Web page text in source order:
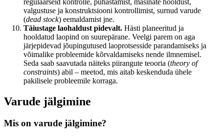
regulaarseid kontrolle, puhastamist, masinate hooldust,
valgustuse ja konstruktsiooni kontrollimist, surnud varude
(dead stock) eemaldamist jne.
Täiustage laohaldust pidevalt. Hästi planeeritud ja
hooldatud laopind on suurepärane. Veelgi parem on aga
järjepidevad jõupingutused laoprotsesside parandamiseks ja
võimalike probleemide kõrvaldamiseks nende ilmnemisel.
Seda saab saavutada näiteks piirangute teooria (theory of
constraints) abil – meetod, mis aitab keskenduda ühele
pakilisele probleemile korraga.
Varude jälgimine
Mis on varude jälgimine?